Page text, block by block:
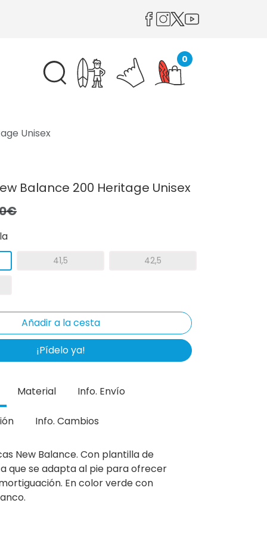
0
Unisex
Balance 200 Heritage Unisex
41,5 42,5
¡Pídelo ya!
Material Info. Envío
Info. Cambios
New Balance. Con plantilla de
que se adapta al pie para ofrecer
En color verde con